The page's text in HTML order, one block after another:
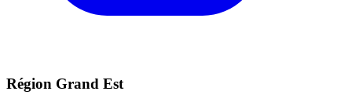
Région Grand Est